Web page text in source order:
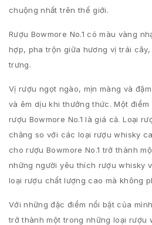
chuộng nhất trên thế giới.
Rượu Bowmore No.1 có màu vàng
hợp, pha trộn giữa hương vị trái
trưng.
Vị rượu ngọt ngào, mịn màng và
và êm dịu khi thưởng thức. Một
rượu Bowmore No.1 là giá cả. Loại
chăng so với các loại rượu whisky
cho rượu Bowmore No.1 trở thành
những người yêu thích rượu whisky
loại rượu chất lượng cao mà không
Với những đặc điểm nổi bật của
trở thành một trong những loại rượu